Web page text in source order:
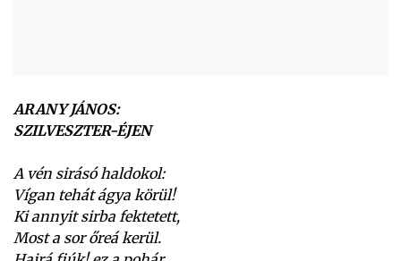
ARANY JÁNOS:
SZILVESZTER-ÉJEN
A vén sirásó haldokol:
Vígan tehát ágya körül!
Ki annyit sirba fektetett,
Most a sor őreá kerül.